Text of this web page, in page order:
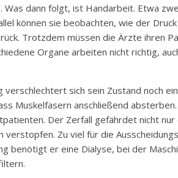
dann folgt, ist Handarbeit. Etwa
können sie beobachten, wie der
Trotzdem müssen die Ärzte ihren
Organe arbeiten nicht richtig,
sich sein Zustand noch
Muskelfasern anschließend
Der Zerfall gefährdet nicht nur
verstopfen. Zu viel für die
benötigt er eine Dialyse, bei der